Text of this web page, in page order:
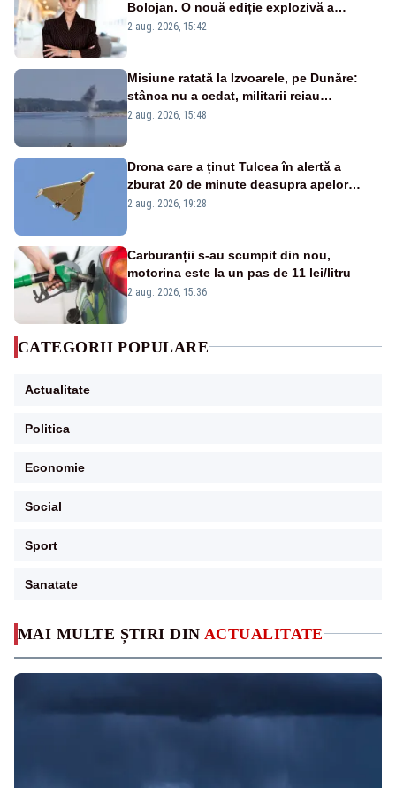
MAI MULTE ȘTIRI DIN ACTUALITATE
Bolojan. O nouă ediție explozivă a
emisiunii „Miza Zilei” la Realitatea PLUS
2 aug. 2026, 15:42
Misiune ratată la Izvoarele, pe Dunăre:
stânca nu a cedat, militarii reiau
detonările luni – VIDEO
2 aug. 2026, 15:48
Drona care a ținut Tulcea în alertă a
zburat 20 de minute deasupra apelor
României. Au fost ridicate două F-16
2 aug. 2026, 19:28
Carburanții s-au scumpit din nou,
motorina este la un pas de 11 lei/litru
2 aug. 2026, 15:36
CATEGORII POPULARE
Actualitate
Politica
Economie
Social
Sport
Sanatate